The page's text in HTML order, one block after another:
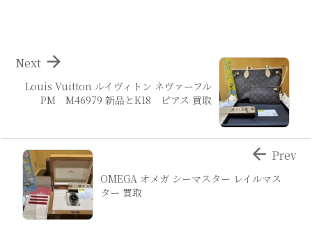
Louis Vuitton ルイヴィトン ネヴァーフル
PM M46979 新品とK18 ピアス 買取

Next
OMEGA オメガ シーマスター レイルマス
ター 買取
 Prev